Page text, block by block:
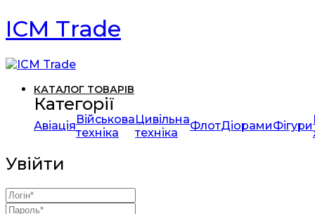
ICM Trade
КАТАЛОГ ТОВАРІВ
Категорії
АвіаціяВійськова
техніка
Цивільна
техніка
ФлотДіорамиФігури
Увійти